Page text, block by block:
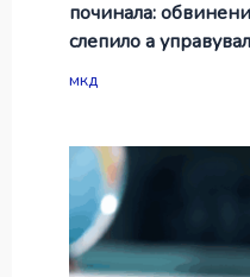
починала:
слепило а
мкд